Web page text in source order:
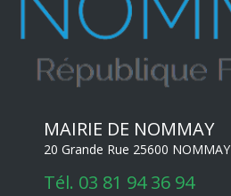
MAIRIE DE NOMMAY
20 Grande Rue 25600 NOMMAY
Tél. 03 81 94 36 94